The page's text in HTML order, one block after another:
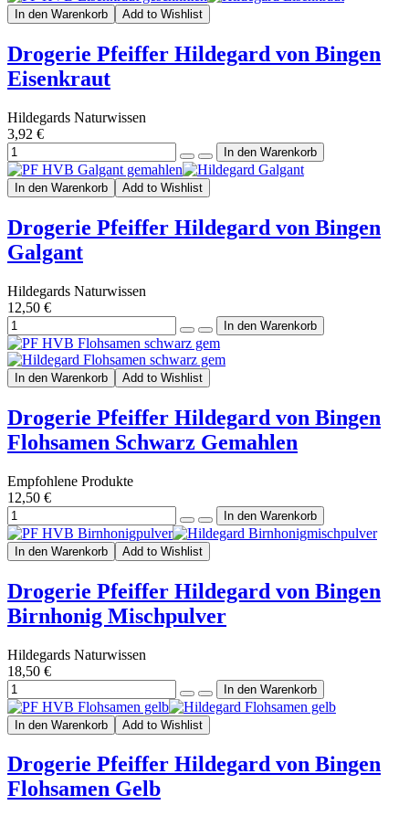
In den Warenkorb Add to Wishlist
Drogerie Pfeiffer Hildegard von Bingen
Eisenkraut
Hildegards Naturwissen
3,92 €
In den Warenkorb Add to Wishlist
Drogerie Pfeiffer Hildegard von Bingen
Galgant
Hildegards Naturwissen
12,50 €
In den Warenkorb Add to Wishlist
Drogerie Pfeiffer Hildegard von Bingen
Flohsamen Schwarz Gemahlen
Empfohlene Produkte
12,50 €
In den Warenkorb Add to Wishlist
Drogerie Pfeiffer Hildegard von Bingen
Birnhonig Mischpulver
Hildegards Naturwissen
18,50 €
In den Warenkorb Add to Wishlist
Drogerie Pfeiffer Hildegard von Bingen
Flohsamen Gelb